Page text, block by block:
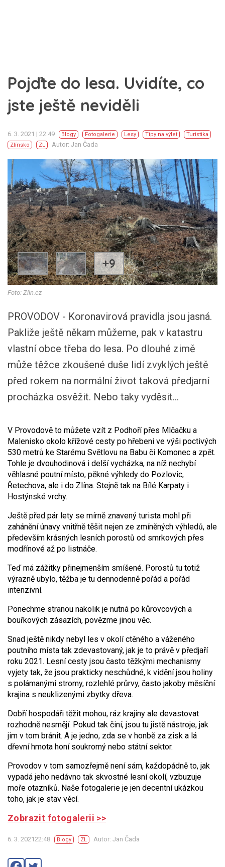
Pojďte do lesa. Uvidíte, co
jste ještě neviděli
6. 3. 2021 | 22:49 Blogy Fotogalerie Lesy Tipy na výlet
Turistika
Zlínsko
ZL Autor: Jan Čada
+9
Foto: Zlin.cz
PROVODOV - Koronavirová pravidla jsou jasná.
Pakliže ještě někam můžeme, pak v katastru
vlastní obce třeba do lesa. Po dlouhé zimě
může těžce zkoušené duše lidí zvyklých ještě
před rokem na normální život taková předjarní
procházka osvěžit. Nebo taky vyděsit...
V Provodově to můžete vzít z Podhoří přes Mlčačku a
Malenisko okolo křížové cesty po hřebeni ve výši poctivých
530 metrů ke Starému Světlovu na Babu či Komonec a zpět.
Tohle je dvouhodinová i delší vycházka, na níž nechybí
věhlasné poutní místo, pěkné výhledy do Pozlovic,
Řetechova, ale i do Zlína. Stejně tak na Bílé Karpaty i
Hostýnské vrchy.
Ještě před pár lety se mírně znavený turista mohl při
zahánění únavy vnitřně těšit nejen ze zmíněných výhledů, ale
především krásných lesních porostů od smrkových přes
modřínové až po listnáče.
Teď má zážitky přinejmenším smíšené. Porostů tu totiž
výrazně ubylo, těžba je tu dennodenně pořád a pořád
intenzivní.
Ponechme stranou nakolik je nutná po kůrovcových a
bouřkových zásazích, povězme jinou věc.
Snad ještě nikdy nebyl les v okolí ctěného a váženého
poutního místa tak zdevastovaný, jak je to právě v předjaří
roku 2021. Lesní cesty jsou často těžkými mechanismy
vyjety tak, že jsou prakticky neschůdné, k vidění jsou holiny
s polámanými stromy, rozlehlé průrvy, často jakoby měsíční
krajina s neuklizenými zbytky dřeva.
Dobří hospodáři těžit mohou, ráz krajiny ale devastovat
rozhodně nesmějí. Pokud tak činí, jsou tu jistě nástroje, jak
jim v tom bránit. A je jedno, zda se v honbě za zisk a lá
dřevní hmota honí soukromý nebo státní sektor.
Provodov v tom samozřejmě není sám, každopádně to, jak
vypadá jeho nedávno tak skvostné lesní okolí, vzbuzuje
moře otazníků. Naše fotogalerie je jen decentní ukázkou
toho, jak je stav věcí.
Zobrazit fotogalerii >>
6. 3. 202122:48 Blogy ZL Autor: Jan Čada